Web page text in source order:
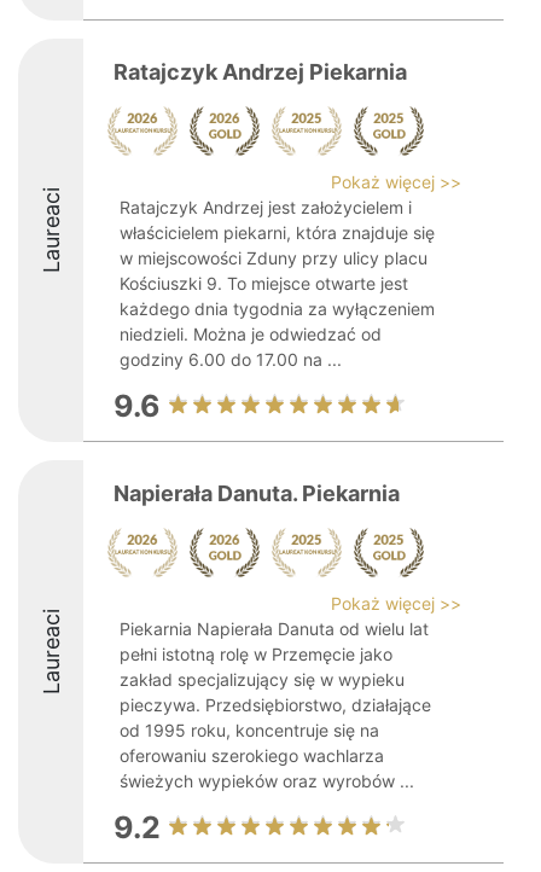
Laureaci
Ratajczyk Andrzej Piekarnia
Pokaż więcej >>
Ratajczyk Andrzej jest założycielem i
właścicielem piekarni, która znajduje się
w miejscowości Zduny przy ulicy placu
Kościuszki 9. To miejsce otwarte jest
każdego dnia tygodnia za wyłączeniem
niedzieli. Można je odwiedzać od
godziny 6.00 do 17.00 na ...
9.6
Laureaci
Napierała Danuta. Piekarnia
Pokaż więcej >>
Piekarnia Napierała Danuta od wielu lat
pełni istotną rolę w Przemęcie jako
zakład specjalizujący się w wypieku
pieczywa. Przedsiębiorstwo, działające
od 1995 roku, koncentruje się na
oferowaniu szerokiego wachlarza
świeżych wypieków oraz wyrobów ...
9.2